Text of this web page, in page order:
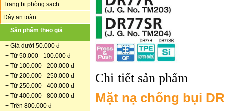
Trang bị phòng sạch
Dây an toàn
Sản phẩm theo giá
+ Giá dưới 50.000 đ
+ Từ 50.000 - 100.000 đ
+ Từ 100.000 - 200.000 đ
+ Từ 200.000 - 250.000 đ
+ Từ 250.000 - 400.000 đ
+ Từ 400.000 - 800.000 đ
+ Trên 800.000 đ
Chi tiết sản phẩm
Mặt nạ chống bụi